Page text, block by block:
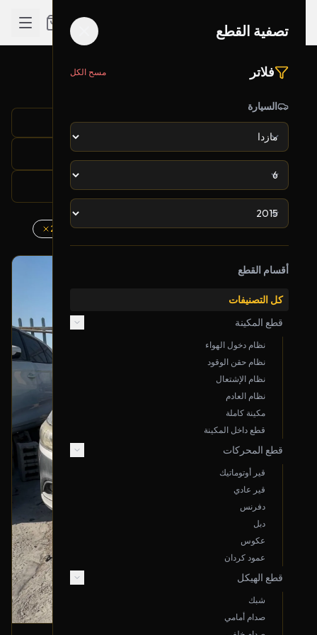
تصفية القطع
فلاتر مسح الكل
السيارة
أقسام القطع
كل التصنيفات
قطع المكينة
نظام دخول الهواء
نظام حقن الوقود
نظام الإشتعال
نظام العادم
مكينة كاملة
قطع داخل المكينة
قطع المحركات
قير أوتوماتيك
قير عادي
دفرنس
دبل
عكوس
عمود كردان
قطع الهيكل
شبك
صدام أمامي
نتائج البحث لـ "hood"
تم العثور على 1 قطعة
تصفية القطع
بحث: hood الشركة: مازدا الموديل: 6 السنة: 2015
بحالة ممتازة